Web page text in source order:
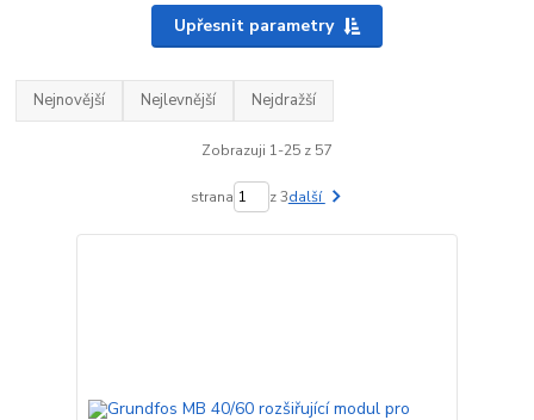
Upřesnit parametry
Nejnovější Nejlevnější Nejdražší
Zobrazuji 1-25 z 57
strana z 3další